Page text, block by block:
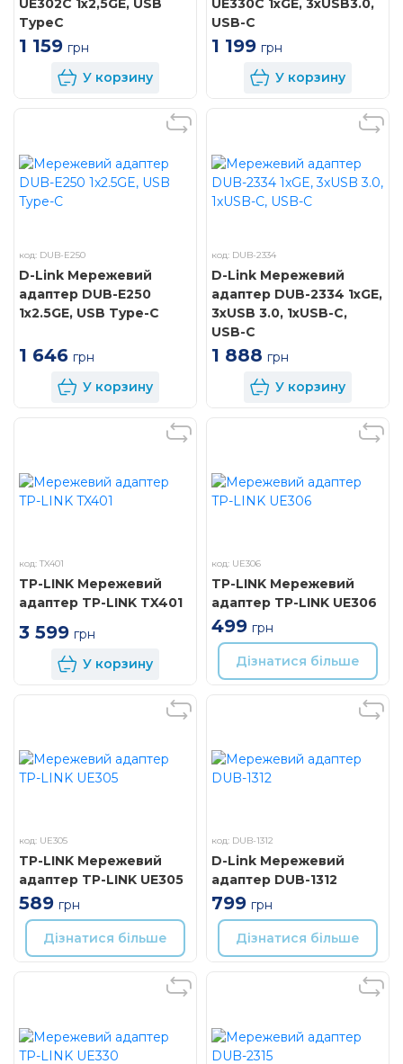
UE302C 1x2,5GE, USB
TypeC
1 159 грн
У корзину
UE330С 1xGE, 3xUSB3.0,
USB-С
1 199 грн
У корзину
код: DUB-E250
D-Link Мережевий
адаптер DUB-E250
1x2.5GE, USB Type-C
1 646 грн
У корзину
код: DUB-2334
D-Link Мережевий
адаптер DUB-2334 1xGE,
3xUSB 3.0, 1xUSB-C,
USB-C
1 888 грн
У корзину
код: TX401
TP-LINK Мережевий
адаптер TP-LINK TX401
3 599 грн
У корзину
код: UE306
TP-LINK Мережевий
адаптер TP-LINK UE306
499 грн
Дізнатися більше
код: UE305
TP-LINK Мережевий
адаптер TP-LINK UE305
589 грн
Дізнатися більше
код: DUB-1312
D-Link Мережевий
адаптер DUB-1312
799 грн
Дізнатися більше